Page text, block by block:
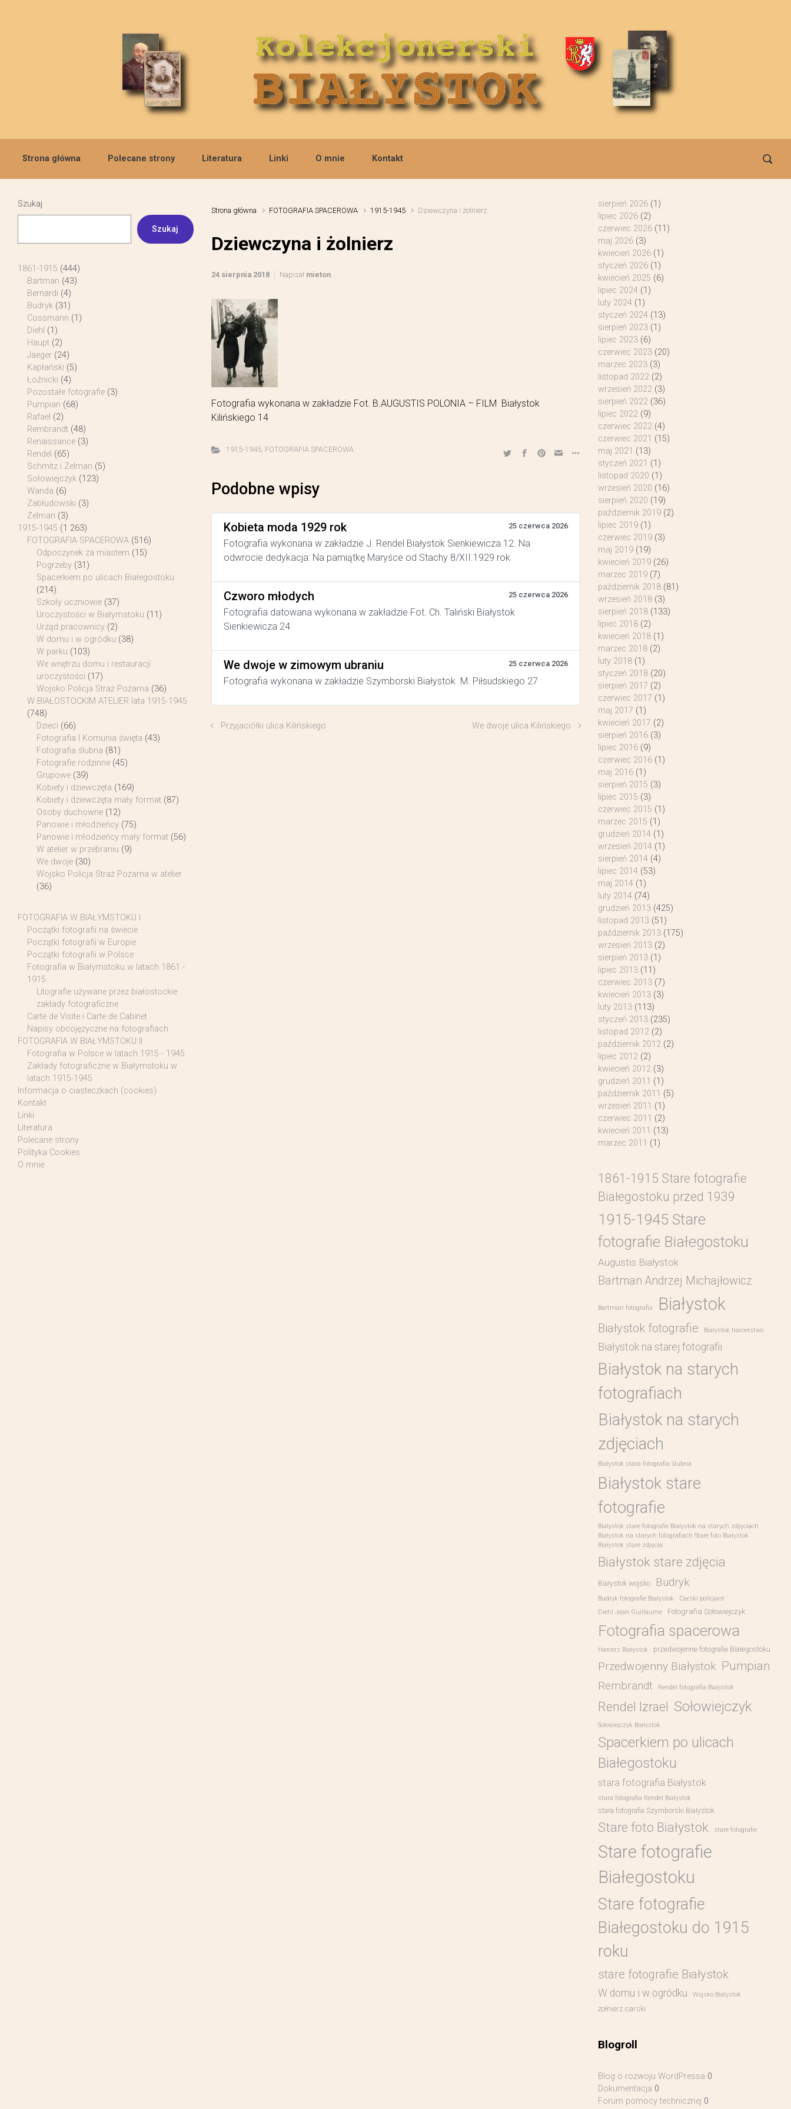
Strona główna Polecane strony Literatura Linki O mnie Kontakt
Strona główna FOTOGRAFIA SPACEROWA 1915-1945 Dziewczyna i żolnierz
Dziewczyna i żolnierz
24 sierpnia 2018 Napisał mieton
Fotografia wykonana w zakładzie Fot. B.AUGUSTIS POLONIA – FILM Białystok
Kilińskiego 14
1915-1945, FOTOGRAFIA SPACEROWA
Podobne wpisy
Kobieta moda 1929 rok 25 czerwca 2026
Fotografia wykonana w zakładzie J. Rendel Białystok Sienkiewicza 12. Na
odwrocie dedykacja: Na pamiątkę Maryśce od Stachy 8/XII.1929 rok
Czworo młodych 25 czerwca 2026
Fotografia datowana wykonana w zakładzie Fot. Ch. Taliński Białystok
Sienkiewicza 24
We dwoje w zimowym ubraniu 25 czerwca 2026
Fotografia wykonana w zakładzie Szymborski Białystok M. Piłsudskiego 27
Przyjaciółki ulica Kilińskiego We dwoje ulica Kilińskiego
Szukaj
Szukaj
1861-1915 (444)
Bartman (43)
Bernardi (4)
Budryk (31)
Cossmann (1)
Diehl (1)
Haupt (2)
Jaeger (24)
Kapłański (5)
Łoźnicki (4)
Pozostałe fotografie (3)
Pumpian (68)
Rafael (2)
Rembrandt (48)
Renaissance (3)
Rendel (65)
Schmitz i Zelman (5)
Sołowiejczyk (123)
Wanda (6)
Zabłudowski (3)
Zelman (3)
1915-1945 (1 263)
FOTOGRAFIA SPACEROWA (516)
Odpoczynek za miastem (15)
Pogrzeby (31)
Spacerkiem po ulicach Białegostoku
(214)
Szkoły uczniowie (37)
Uroczystości w Białymstoku (11)
Urząd pracownicy (2)
W domu i w ogródku (38)
W parku (103)
We wnętrzu domu i restauracji
uroczystości (17)
Wojsko Policja Straż Pożarna (36)
W BIAŁOSTOCKIM ATELIER lata 1915-1945
(748)
Dzieci (66)
Fotografia I Komunia święta (43)
Fotografia ślubna (81)
Fotografie rodzinne (45)
Grupowe (39)
Kobiety i dziewczęta (169)
Kobiety i dziewczęta mały format (87)
Osoby duchowne (12)
Panowie i młodzieńcy (75)
Panowie i młodzieńcy mały format (56)
W atelier w przebraniu (9)
We dwoje (30)
Wojsko Policja Straż Pożarna w atelier
(36)
FOTOGRAFIA W BIAŁYMSTOKU I
Początki fotografii na świecie
Początki fotografii w Europie
Początki fotografii w Polsce
Fotografia w Białymstoku w latach 1861 -
1915
Litografie używane przez białostockie
zakłady fotograficzne
Carte de Visite i Carte de Cabinet
Napisy obcojęzyczne na fotografiach
FOTOGRAFIA W BIAŁYMSTOKU II
Fotografia w Polsce w latach 1915 - 1945
Zakłady fotograficzne w Białymstoku w
latach 1915-1945
Informacja o ciasteczkach (cookies)
Kontakt
Linki
Literatura
Polecane strony
Polityka Cookies
O mnie
sierpień 2026(1)
lipiec 2026(2)
czerwiec 2026(11)
maj 2026(3)
kwiecień 2026(1)
styczeń 2026(1)
kwiecień 2025 (6)
lipiec 2024(1)
luty 2024(1)
styczeń 2024(13)
sierpień 2023(1)
lipiec 2023(6)
czerwiec 2023(20)
marzec 2023(3)
listopad 2022(2)
wrzesień 2022(3)
sierpień 2022(36)
lipiec 2022(9)
czerwiec 2022(4)
czerwiec 2021 (15)
maj 2021 (13)
styczeń 2021 (1)
listopad 2020 (1)
wrzesień 2020 (16)
sierpień 2020 (19)
październik 2019(2)
lipiec 2019(1)
czerwiec 2019(3)
maj 2019(19)
kwiecień 2019(26)
marzec 2019(7)
październik 2018(81)
wrzesień 2018(3)
sierpień 2018(133)
lipiec 2018(2)
kwiecień 2018(1)
marzec 2018(2)
luty 2018(1)
styczeń 2018(20)
sierpień 2017 (2)
czerwiec 2017 (1)
maj 2017 (1)
kwiecień 2017 (2)
sierpień 2016(3)
lipiec 2016(9)
czerwiec 2016(1)
maj 2016(1)
sierpień 2015 (3)
lipiec 2015 (3)
czerwiec 2015 (1)
marzec 2015 (1)
grudzień 2014(1)
wrzesień 2014(1)
sierpień 2014(4)
lipiec 2014(53)
maj 2014(1)
luty 2014(74)
grudzień 2013(425)
listopad 2013(51)
październik 2013(175)
wrzesień 2013(2)
sierpień 2013(1)
lipiec 2013(11)
czerwiec 2013(7)
kwiecień 2013(3)
luty 2013(113)
styczeń 2013(235)
listopad 2012(2)
październik 2012(2)
lipiec 2012(2)
kwiecień 2012(3)
grudzień 2011 (1)
październik 2011 (5)
wrzesień 2011 (1)
czerwiec 2011 (2)
kwiecień 2011 (13)
marzec 2011 (1)
1861-1915 Stare fotografie
Białegostoku przed 1939
1915-1945 Stare
fotografie Białegostoku
Augustis Białystok
Bartman Andrzej Michajłowicz
Bartman fotografia Białystok
Białystok fotografie Białystok harcerstwo
Białystok na starej fotografii
Białystok na starych
fotografiach
Białystok na starych
zdjęciach
Białystok stara fotografia ślubna
Białystok stare
fotografie
Białystok stare fotografie Białystok na starych zdjęciach
Białystok na starych fotografiach Stare foto Białystok
Białystok stare zdjęcia
Białystok stare zdjęcia
Białystok wojsko Budryk
Budryk fotografie Białystok
Carski policjant
Diehl Jean Guillaume
Fotografia Sołowiejczyk
Fotografia spacerowa
Harcerz Białystok przedwojenne fotografie Białegostoku
Przedwojenny Białystok Pumpian
Rembrandt Rendel fotografia Bialystok
Rendel Izrael Sołowiejczyk
Sołowiejczyk Białystok
Spacerkiem po ulicach
Białegostoku
stara fotografia Białystok
stara fotografia Rendel Białystok
stara fotografia Szymborski Białystok
Stare foto Białystok stare fotografie
Stare fotografie
Białegostoku
Stare fotografie
Białegostoku do 1915
roku
stare fotografie Białystok
W domu i w ogródku Wojsko Białystok
żołnierz carski
Blogroll
Blog o rozwoju WordPressa 0
Dokumentacja 0
Forum pomocy technicznej 0